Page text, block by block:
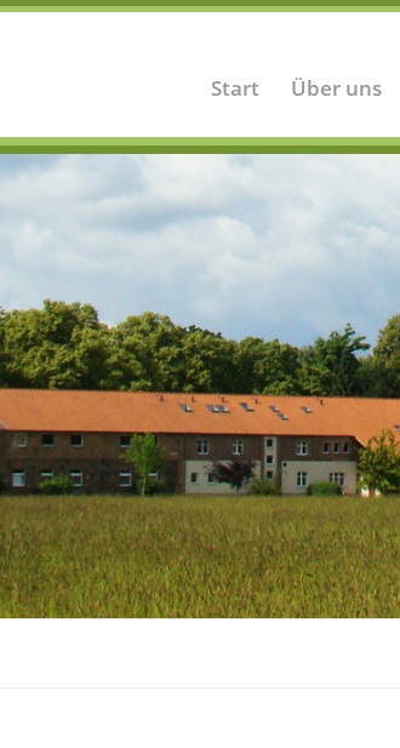
Start Über uns